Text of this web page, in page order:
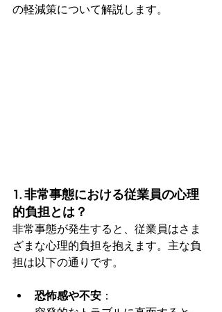
の軽減策について解説します。
1. 非常事態における従業員の心理
的負担とは？
非常事態が発生すると、従業員はさま
ざまな心理的負担を抱えます。主な負
担は以下の通りです。
恐怖感や不安 ：